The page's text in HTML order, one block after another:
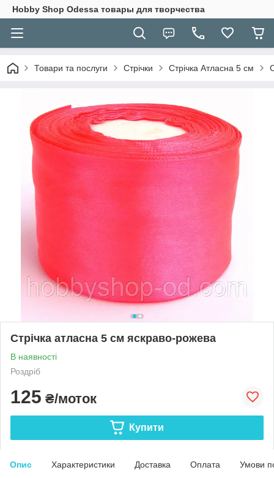
Hobbу Shop Odessa товары для творчества
Товари та послуги Стрічки Стрічка Атласна 5 см
Стрічка атласна 5 см яскраво-рожева
В наявності
Роздріб
125 ₴/моток
Купити
Опис Характеристики Доставка Оплата Умови